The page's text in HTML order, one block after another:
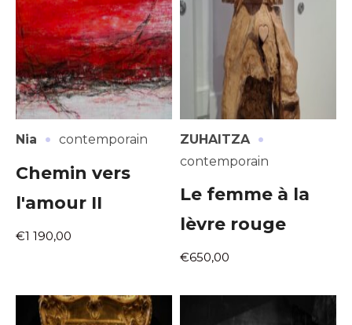
Nia · contemporain
Chemin vers
l'amour II
€1 190,00
ZUHAITZA ·
contemporain
Le femme à la
lèvre rouge
€650,00